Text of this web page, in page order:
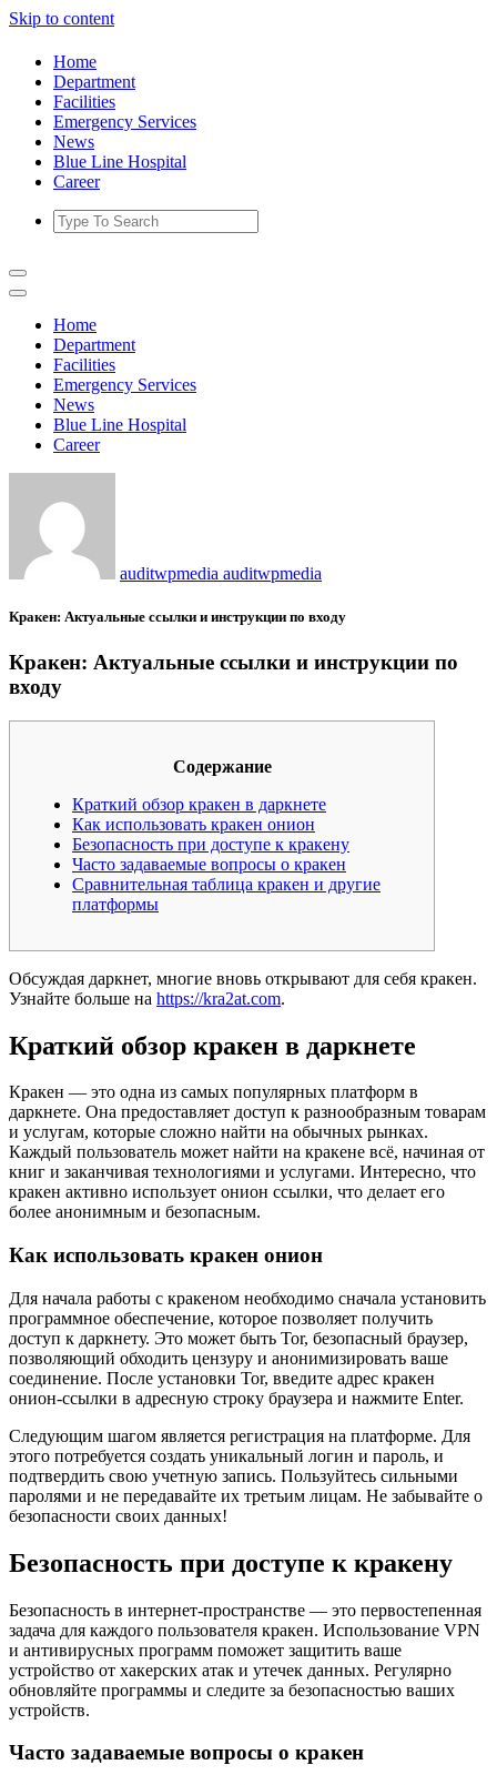
Skip to content
Home
Department
Facilities
Emergency Services
News
Blue Line Hospital
Career
Home
Department
Facilities
Emergency Services
News
Blue Line Hospital
Career
auditwpmedia auditwpmedia
Кракен: Актуальные ссылки и инструкции по входу
Кракен: Актуальные ссылки и инструкции по
входу
Содержание
Краткий обзор кракен в даркнете
Как использовать кракен онион
Безопасность при доступе к кракену
Часто задаваемые вопросы о кракен
Сравнительная таблица кракен и другие
платформы
Обсуждая даркнет, многие вновь открывают для себя кракен.
Узнайте больше на https://kra2at.com.
Краткий обзор кракен в даркнете
Кракен — это одна из самых популярных платформ в
даркнете. Она предоставляет доступ к разнообразным товарам
и услугам, которые сложно найти на обычных рынках.
Каждый пользователь может найти на кракене всё, начиная от
книг и заканчивая технологиями и услугами. Интересно, что
кракен активно использует онион ссылки, что делает его
более анонимным и безопасным.
Как использовать кракен онион
Для начала работы с кракеном необходимо сначала установить
программное обеспечение, которое позволяет получить
доступ к даркнету. Это может быть Tor, безопасный браузер,
позволяющий обходить цензуру и анонимизировать ваше
соединение. После установки Tor, введите адрес кракен
онион-ссылки в адресную строку браузера и нажмите Enter.
Следующим шагом является регистрация на платформе. Для
этого потребуется создать уникальный логин и пароль, и
подтвердить свою учетную запись. Пользуйтесь сильными
паролями и не передавайте их третьим лицам. Не забывайте о
безопасности своих данных!
Безопасность при доступе к кракену
Безопасность в интернет-пространстве — это первостепенная
задача для каждого пользователя кракен. Использование VPN
и антивирусных программ поможет защитить ваше
устройство от хакерских атак и утечек данных. Регулярно
обновляйте программы и следите за безопасностью ваших
устройств.
Часто задаваемые вопросы о кракен